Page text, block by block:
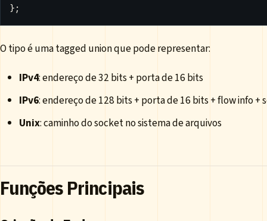
};
O tipo é uma tagged union que pode representar:
IPv4: endereço de 32 bits + porta de 16 bits
IPv6: endereço de 128 bits + porta de 16 bits + flow info +
Unix: caminho do socket no sistema de arquivos
Funções Principais